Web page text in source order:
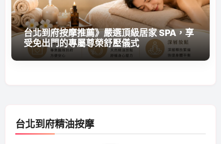
台北到府按摩推薦》嚴選頂級居家 SPA，享
受免出門的專屬尊榮舒壓儀式
台北到府精油按摩